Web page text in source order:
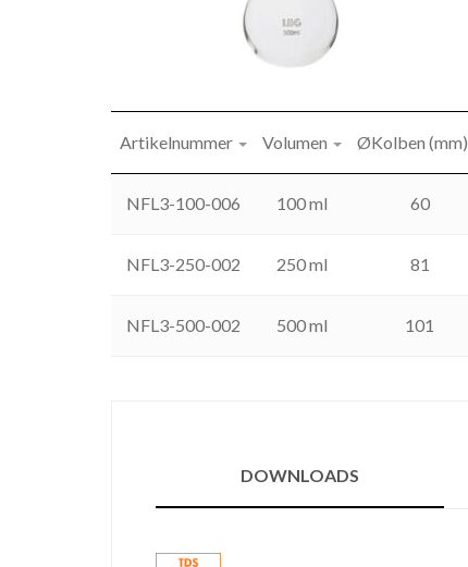
Artikelnummer Volumen ØKolben (mm)
NFL3-100-006 100 ml 60
NFL3-250-002 250 ml 81
NFL3-500-002 500 ml 101
DOWNLOADS